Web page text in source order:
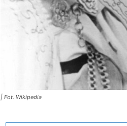
| Fot. Wikipedia